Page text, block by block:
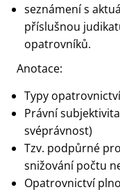
seznámení s
příslušnou
opatrovníků.
Anotace:
Typy
Právní
svéprávnost)
Tzv. podpůrné
snižování počtu
Opatrovnictví